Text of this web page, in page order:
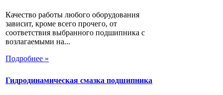
Качество работы любого оборудования
зависит, кроме всего прочего, от
соответствия выбранного подшипника с
возлагаемыми на...
Подробнее »
Гидродинамическая смазка подшипника